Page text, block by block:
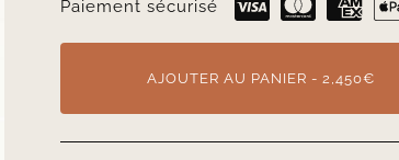
Paiement sécurisé
AJOUTER AU PANIER - 2,450€